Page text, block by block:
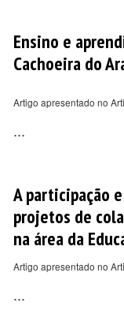
Ensino e
Cachoeira do
Artigo apresentado no
...
A participação
projetos de
na área da
Artigo apresentado no
...